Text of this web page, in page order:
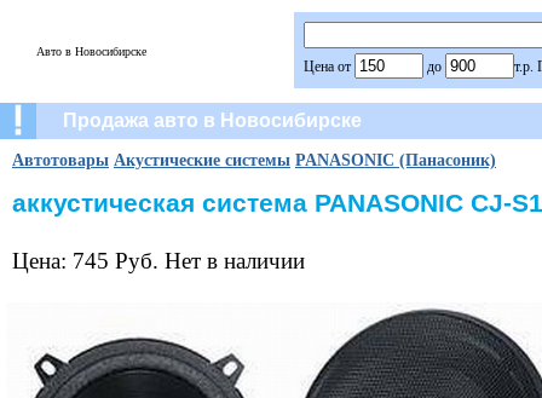
Авто в Новосибирске
Цена от до т.р.
Продажа авто в Новосибирске
Автотовары Акустические системы PANASONIC (Панасоник)
аккустическая система PANASONIC CJ-
Цена: 745 Руб. Нет в наличии